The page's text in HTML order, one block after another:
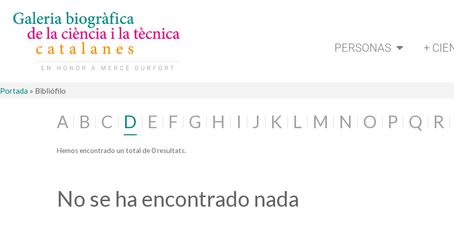
PERSONAS +
Portada » Bibliófilo
A B C D E F G H I J K L M N O P Q R
Hemos encontrado un total de 0 resultats.
No se ha encontrado nada